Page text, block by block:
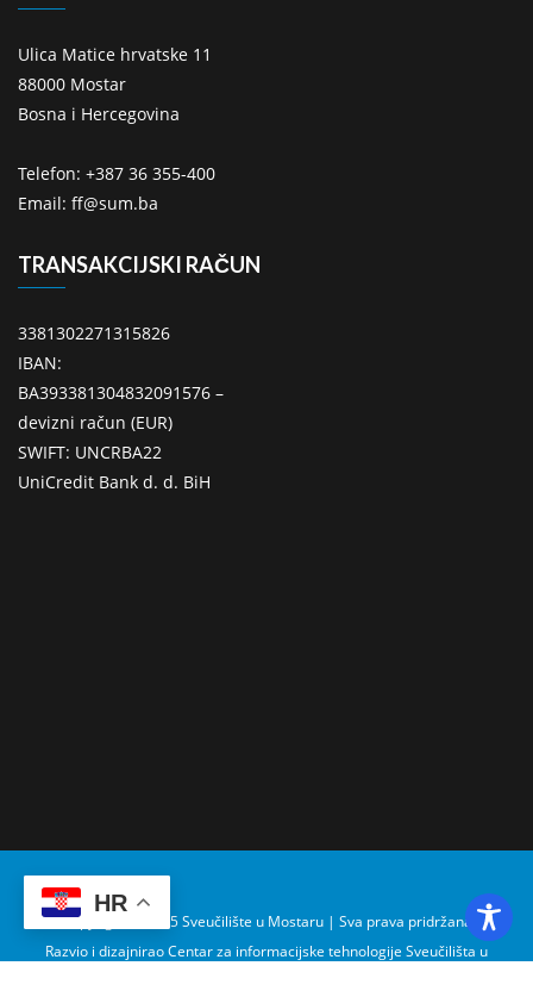
Ulica Matice hrvatske 11
88000 Mostar
Bosna i Hercegovina
Telefon: +387 36 355-400
Email: ff@sum.ba
TRANSAKCIJSKI RAČUN
3381302271315826
IBAN:
BA393381304832091576 –
devizni račun (EUR)
SWIFT: UNCRBA22
UniCredit Bank d. d. BiH
Copyright © 2025 Sveučilište u Mostaru | Sva prava pridržana
Razvio i dizajnirao Centar za informacijske tehnologije Sveučilišta u
HR